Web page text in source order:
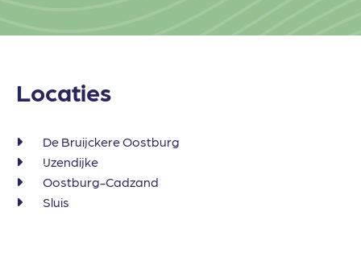
Locaties
De Bruijckere Oostburg
IJzendijke
Oostburg-Cadzand
Sluis